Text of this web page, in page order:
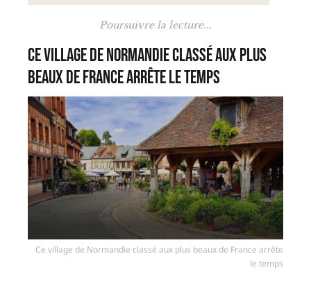
Poursuivre la lecture...
Ce village de Normandie classé aux plus
beaux de France arrête le temps
Ce village de Normandie classé aux plus beaux de France arrête
le temps